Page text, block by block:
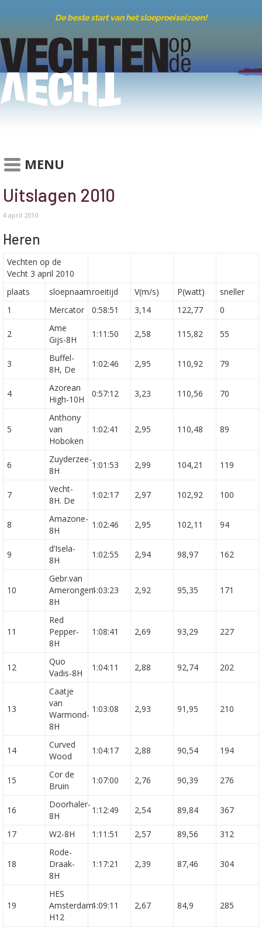
De beste start van het sloeproeiseizoen!
MENU
Uitslagen 2010
4 april 2010
Heren
Vechten op de
Vecht 3 april 2010
plaats
sloepnaamroeitijd V(m/s) P(watt)
sneller
1
Mercator 0:58:51 3,14 122,77 0
2
Ame
Gijs-8H
1:11:50 2,58 115,82 55
3
Buffel-
8H, De
1:02:46 2,95 110,92 79
4
Azorean
High-10H
0:57:12 3,23 110,56 70
5
Anthony
van
Hoboken
1:02:41 2,95 110,48 89
6
Zuyderzee-
8H
1:01:53 2,99 104,21 119
7
Vecht-
8H. De
1:02:17 2,97 102,92 100
8
Amazone-
8H
1:02:46 2,95 102,11 94
9
d’Isela-
8H
1:02:55 2,94 98,97 162
10
Gebr.van
Amerongen-
8H
1:03:23 2,92 95,35 171
11
Red
Pepper-
8H
1:08:41 2,69 93,29 227
12
Quo
Vadis-8H
1:04:11 2,88 92,74 202
13
Caatje
van
Warmond-
8H
1:03:08 2,93 91,95 210
14
Curved
Wood
1:04:17 2,88 90,54 194
15
Cor de
Bruin
1:07:00 2,76 90,39 276
16
Doorhaler-
8H
1:12:49 2,54 89,84 367
17 W2-8H 1:11:51 2,57 89,56 312
18
Rode-
Draak-
8H
1:17:21 2,39 87,46 304
19
HES
Amsterdam-
H12
1:09:11 2,67 84,9 285